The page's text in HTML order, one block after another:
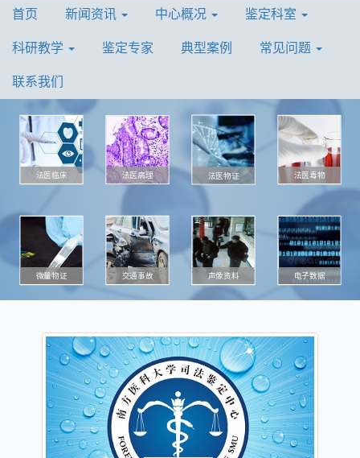
首页 新闻资讯 中心概况
鉴定科室
科研教学
鉴定专家 典型案例
常见问题
联系我们
法医临床 法医病理 法医物证 法医毒物
微量物证 交通事故 声像资料 电子数据